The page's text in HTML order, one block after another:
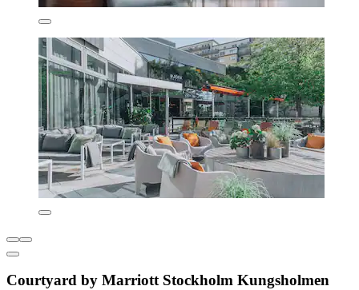
Courtyard by Marriott Stockholm Kungsholmen